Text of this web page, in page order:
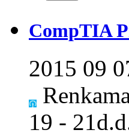
CompTIA
2015 09
19 -